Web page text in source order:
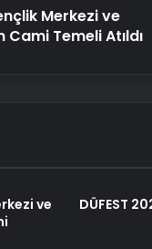
Merkezi ve
Temeli Atıldı
ve
DÜFEST